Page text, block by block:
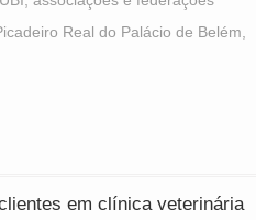
Real do Palácio de Belém,
em clínica veterinária